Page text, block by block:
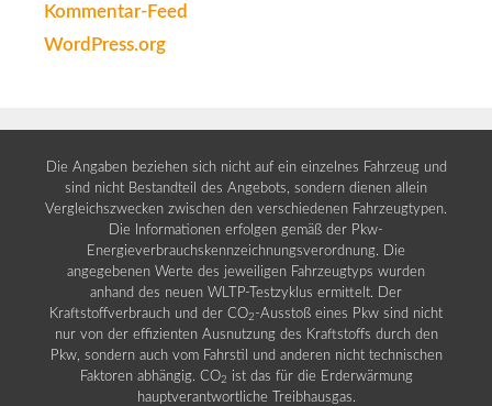
Kommentar-Feed
WordPress.org
Die Angaben beziehen sich nicht auf ein einzelnes Fahrzeug und
sind nicht Bestandteil des Angebots, sondern dienen allein
Vergleichszwecken zwischen den verschiedenen Fahrzeugtypen.
Die Informationen erfolgen gemäß der Pkw-
Energieverbrauchskennzeichnungsverordnung. Die
angegebenen Werte des jeweiligen Fahrzeugtyps wurden
anhand des neuen WLTP-Testzyklus ermittelt. Der
Kraftstoffverbrauch und der CO2 -Ausstoß eines Pkw sind nicht
nur von der effizienten Ausnutzung des Kraftstoffs durch den
Pkw, sondern auch vom Fahrstil und anderen nicht technischen
Faktoren abhängig. CO2 ist das für die Erderwärmung
hauptverantwortliche Treibhausgas.